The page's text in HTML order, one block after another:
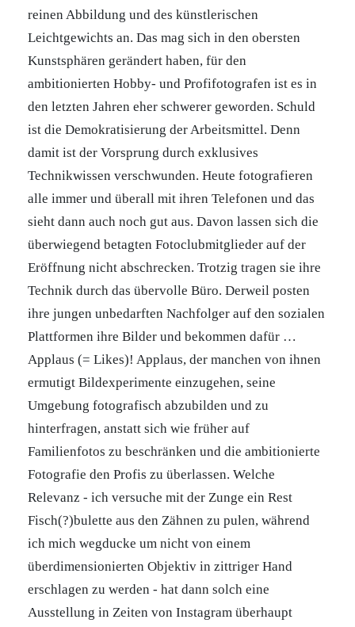
reinen Abbildung und des künstlerischen
Leichtgewichts an. Das mag sich in den obersten
Kunstsphären gerändert haben, für den
ambitionierten Hobby- und Profifotografen ist es in
den letzten Jahren eher schwerer geworden. Schuld
ist die Demokratisierung der Arbeitsmittel. Denn
damit ist der Vorsprung durch exklusives
Technikwissen verschwunden. Heute fotografieren
alle immer und überall mit ihren Telefonen und das
sieht dann auch noch gut aus. Davon lassen sich die
überwiegend betagten Fotoclubmitglieder auf der
Eröffnung nicht abschrecken. Trotzig tragen sie ihre
Technik durch das übervolle Büro. Derweil posten
ihre jungen unbedarften Nachfolger auf den sozialen
Plattformen ihre Bilder und bekommen dafür …
Applaus (= Likes)! Applaus, der manchen von ihnen
ermutigt Bildexperimente einzugehen, seine
Umgebung fotografisch abzubilden und zu
hinterfragen, anstatt sich wie früher auf
Familienfotos zu beschränken und die ambitionierte
Fotografie den Profis zu überlassen. Welche
Relevanz - ich versuche mit der Zunge ein Rest
Fisch(?)bulette aus den Zähnen zu pulen, während
ich mich wegducke um nicht von einem
überdimensionierten Objektiv in zittriger Hand
erschlagen zu werden - hat dann solch eine
Ausstellung in Zeiten von Instagram überhaupt